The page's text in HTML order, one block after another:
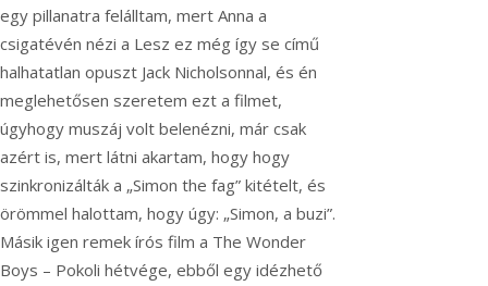
egy pillanatra felálltam, mert Anna a
csigatévén nézi a Lesz ez még így se című
halhatatlan opuszt Jack Nicholsonnal, és én
meglehetősen szeretem ezt a filmet,
úgyhogy muszáj volt belenézni, már csak
azért is, mert látni akartam, hogy hogy
szinkronizálták a „Simon the fag” kitételt, és
örömmel halottam, hogy úgy: „Simon, a buzi”.
Másik igen remek írós film a The Wonder
Boys – Pokoli hétvége, ebből egy idézhető